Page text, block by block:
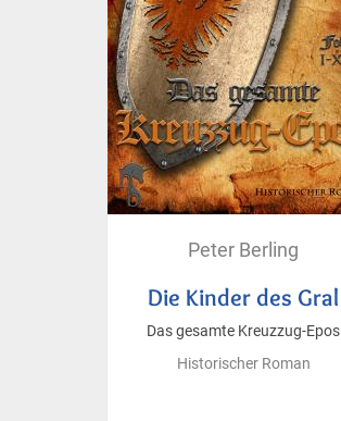
Peter Berling
Die Kinder des Gral
Das gesamte Kreuzzug-Epos
Historischer Roman